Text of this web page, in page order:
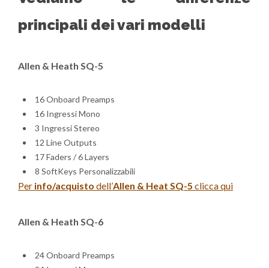
principali dei vari modelli
Allen & Heath SQ-5
16 Onboard Preamps
16 Ingressi Mono
3 Ingressi Stereo
12 Line Outputs
17 Faders / 6 Layers
8 SoftKeys Personalizzabili
Per info/acquisto dell’Allen & Heat SQ-5 clicca qui
Allen & Heath SQ-6
24 Onboard Preamps